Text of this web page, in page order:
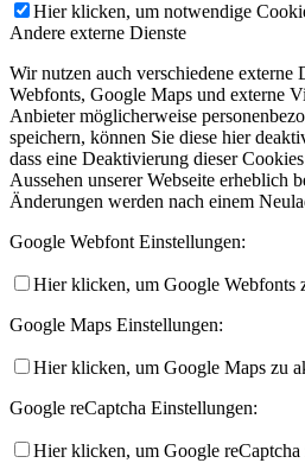
Hier klicken, um notwendige
Andere externe Dienste
Wir nutzen auch verschiedene externe
Webfonts, Google Maps und externe
Anbieter möglicherweise
speichern, können Sie diese hier
dass eine Deaktivierung dieser
Aussehen unserer Webseite erheblich
Änderungen werden nach einem
Google Webfont Einstellungen:
Hier klicken, um Google Webfonts
Google Maps Einstellungen:
Hier klicken, um Google Maps zu
Google reCaptcha Einstellungen:
Hier klicken, um Google